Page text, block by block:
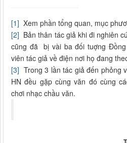
[1] Xem phần tổng quan, mục
[2] Bản thân tác giả khi đi nghiên
cũng đã bị vài ba đối tuợng
viên tác giả về điện nơi họ đang
[3] Trong 3 lần tác giả đến phỏng
HN đều gặp cùng văn đó cùng
chơi nhạc chầu văn.